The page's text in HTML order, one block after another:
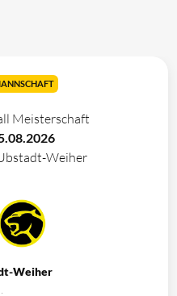
Meisterschaft
Weiher
Weiher